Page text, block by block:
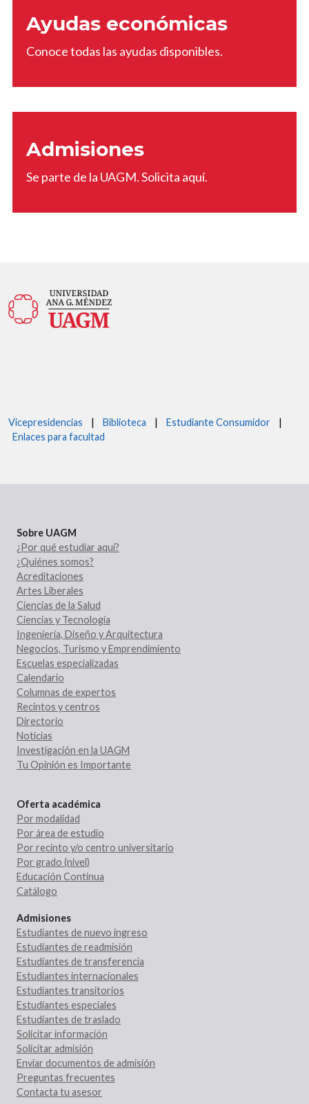
Ayudas económicas
Conoce todas las ayudas disponibles.
Admisiones
Se parte de la UAGM. Solicita aquí.
Vicepresidencias | Biblioteca | Estudiante Consumidor |
Enlaces para facultad
Sobre UAGM
¿Por qué estudiar aquí?
¿Quiénes somos?
Acreditaciones
Artes Liberales
Ciencias de la Salud
Ciencias y Tecnología
Ingeniería, Diseño y Arquitectura
Negocios, Turismo y Emprendimiento
Escuelas especializadas
Calendario
Columnas de expertos
Recintos y centros
Directorio
Noticias
Investigación en la UAGM
Tu Opinión es Importante
Oferta académica
Por modalidad
Por área de estudio
Por recinto y/o centro universitario
Por grado (nivel)
Educación Continua
Catálogo
Admisiones
Estudiantes de nuevo ingreso
Estudiantes de readmisión
Estudiantes de transferencia
Estudiantes internacionales
Estudiantes transitorios
Estudiantes especiales
Estudiantes de traslado
Solicitar información
Solicitar admisión
Enviar documentos de admisión
Preguntas frecuentes
Contacta tu asesor